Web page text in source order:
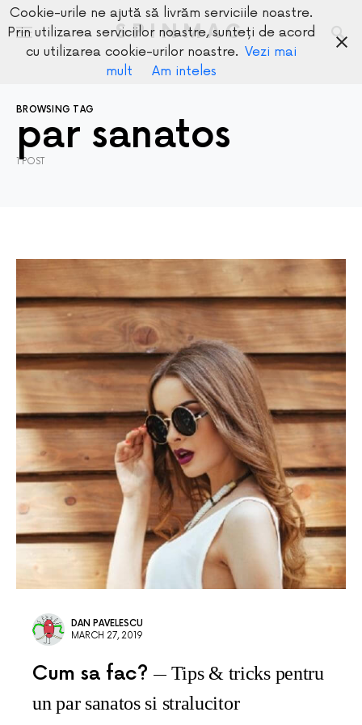
SPINMAG
BROWSING TAG
par sanatos
1 POST
DAN PAVELESCU
MARCH 27, 2019
Cum sa fac?
Tips & tricks pentru
un par sanatos si stralucitor
Cookie-urile ne ajută să livrăm serviciile noastre.
Prin utilizarea serviciilor noastre, sunteți de acord
cu utilizarea cookie-urilor noastre. Vezi mai
mult
Am inteles